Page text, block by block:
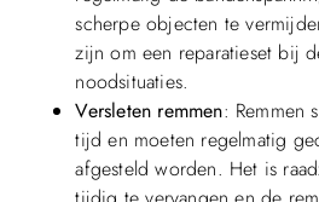
scherpe objecten te
zijn om een reparatieset bij
noodsituaties.
Versleten remmen: Remmen
tijd en moeten regelmatig
afgesteld worden. Het is